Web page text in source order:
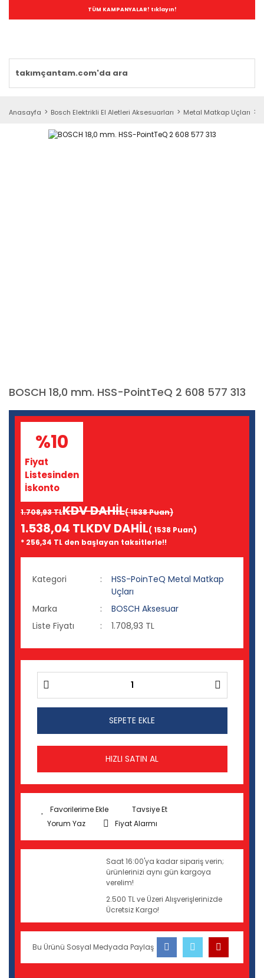
TÜM KAMPANYALAR! tıklayın!
Anasayfa Bosch Elektrikli El Aletleri Aksesuarları Metal Matkap Uçları
BOSCH 18,0 mm. HSS-PointTeQ 2 608 577 313
%10
Fiyat
Listesinden
İskonto
1.708,93 TLKDV DAHİL( 1538 Puan)
1.538,04 TLKDV DAHİL( 1538 Puan)
* 256,34 TL den başlayan taksitlerle!!
Kategori
HSS-PoinTeQ Metal Matkap
Uçları
Marka
BOSCH Aksesuar
Liste Fiyatı
1.708,93 TL
SEPETE EKLE
HIZLI SATIN AL
Tavsiye Et
Yorum Yaz
Fiyat Alarmı
Saat 16:00'ya kadar sipariş verin;
ürünlerinizi aynı gün kargoya
verelim!
2.500 TL ve Üzeri Alışverişlerinizde
Ücretsiz Kargo!
Bu Ürünü Sosyal Medyada Paylaş